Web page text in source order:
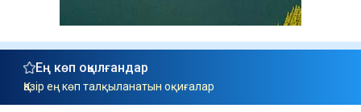
Ең көп оқылғандар
Қазір ең көп талқыланатын оқиғалар